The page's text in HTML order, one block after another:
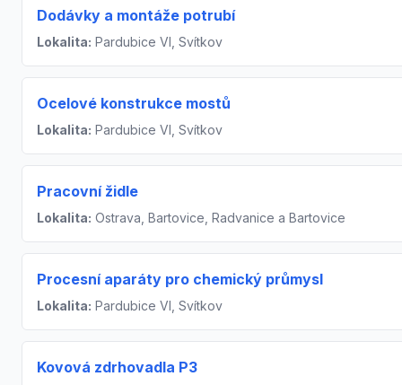
Dodávky a montáže potrubí
Lokalita: Pardubice VI, Svítkov
Ocelové konstrukce mostů
Lokalita: Pardubice VI, Svítkov
Pracovní židle
Lokalita: Ostrava, Bartovice, Radvanice a Bartovice
Procesní aparáty pro chemický průmysl
Lokalita: Pardubice VI, Svítkov
Kovová zdrhovadla P3